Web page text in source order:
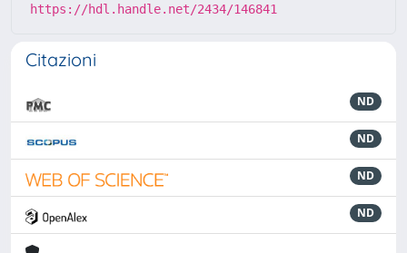
https://hdl.handle.net/2434/146841
Citazioni
ND
ND
ND
ND